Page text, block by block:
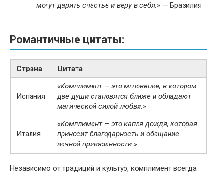
могут дарить счастье и веру в себя.» — Бразилия
Романтичные цитаты:
Страна Цитата
Испания
«Комплимент — это мгновение, в котором
две души становятся ближе и обладают
магической силой любви.»
Италия
«Комплимент — это капля дождя, которая
приносит благодарность и обещание
вечной привязанности.»
Независимо от традиций и культур, комплимент всегда